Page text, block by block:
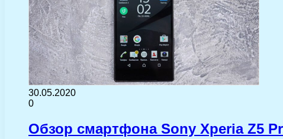
30.05.2020
0
Обзор смартфона Sony Xperia Z5